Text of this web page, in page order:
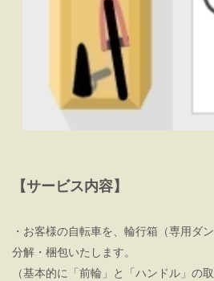
【サービス内容】
・お客様の自転車を、輪行箱（専用ダ
分解・梱包いたします。
（基本的に「前輪」と「ハンドル」の